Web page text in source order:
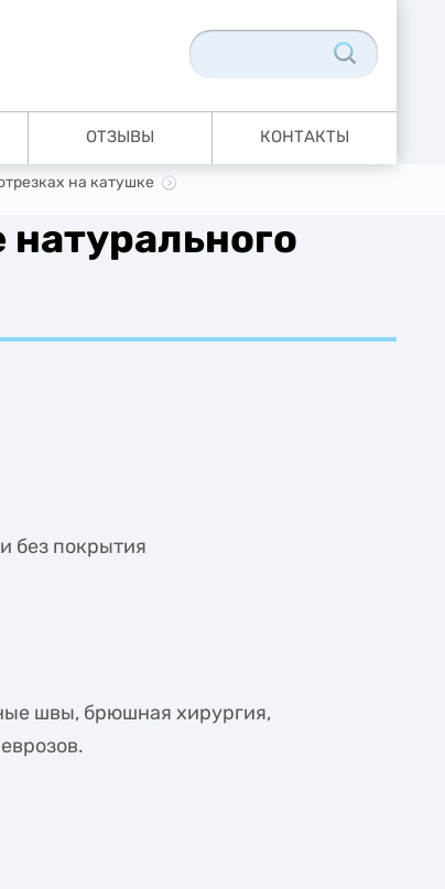
ОТЗЫВЫ КОНТАКТЫ
на катушке
без покрытия
швы, брюшная хирургия,